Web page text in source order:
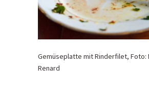
Gemüseplatte mit Rinderfilet, Foto:
Renard